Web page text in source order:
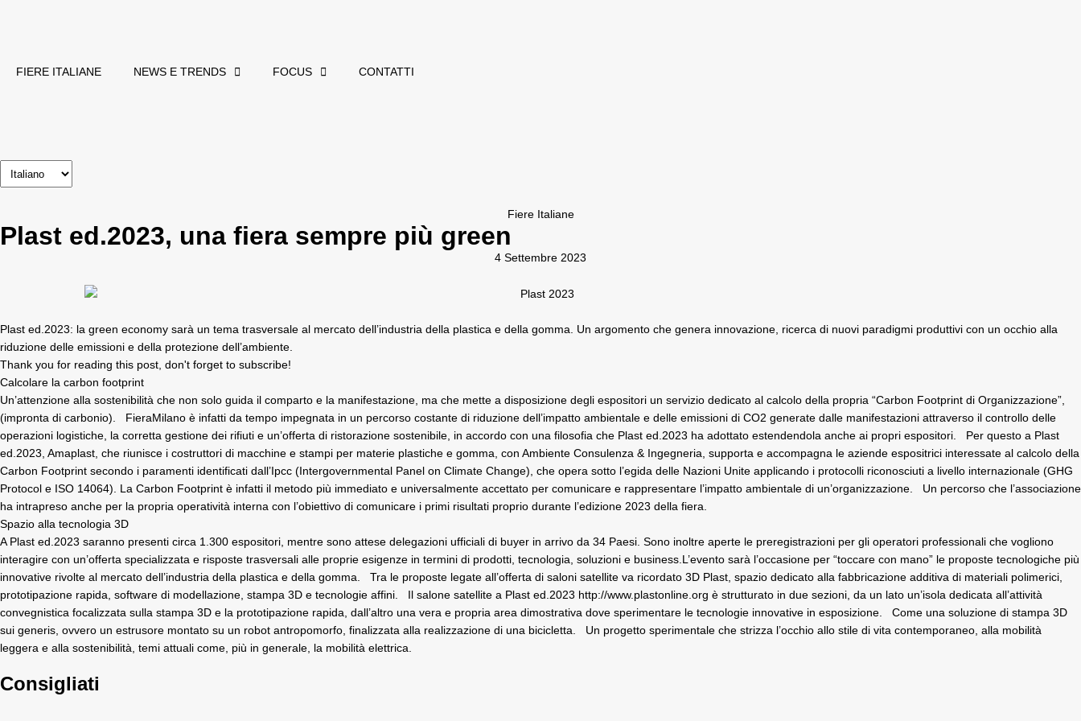
FIERE ITALIANE NEWS E TRENDS FOCUS CONTATTI
Fiere Italiane
Plast ed.2023, una fiera sempre più green
4 Settembre 2023
Plast ed.2023: la green economy sarà un tema trasversale al mercato dell’industria della plastica e della gomma. Un argomento che genera innovazione, ricerca di nuovi paradigmi produttivi con un occhio alla
riduzione delle emissioni e della protezione dell’ambiente.
Thank you for reading this post, don't forget to subscribe!
Calcolare la carbon footprint
Un’attenzione alla sostenibilità che non solo guida il comparto e la manifestazione, ma che mette a disposizione degli espositori un servizio dedicato al calcolo della propria “Carbon Footprint di Organizzazione”,
(impronta di carbonio). FieraMilano è infatti da tempo impegnata in un percorso costante di riduzione dell’impatto ambientale e delle emissioni di CO2 generate dalle manifestazioni attraverso il controllo delle
operazioni logistiche, la corretta gestione dei rifiuti e un’offerta di ristorazione sostenibile, in accordo con una filosofia che Plast ed.2023 ha adottato estendendola anche ai propri espositori. Per questo a Plast
ed.2023, Amaplast, che riunisce i costruttori di macchine e stampi per materie plastiche e gomma, con Ambiente Consulenza & Ingegneria, supporta e accompagna le aziende espositrici interessate al calcolo della
Carbon Footprint secondo i paramenti identificati dall’Ipcc (Intergovernmental Panel on Climate Change), che opera sotto l’egida delle Nazioni Unite applicando i protocolli riconosciuti a livello internazionale (GHG
Protocol e ISO 14064). La Carbon Footprint è infatti il metodo più immediato e universalmente accettato per comunicare e rappresentare l’impatto ambientale di un’organizzazione. Un percorso che l’associazione
ha intrapreso anche per la propria operatività interna con l’obiettivo di comunicare i primi risultati proprio durante l’edizione 2023 della fiera.
Spazio alla tecnologia 3D
A Plast ed.2023 saranno presenti circa 1.300 espositori, mentre sono attese delegazioni ufficiali di buyer in arrivo da 34 Paesi. Sono inoltre aperte le preregistrazioni per gli operatori professionali che vogliono
interagire con un’offerta specializzata e risposte trasversali alle proprie esigenze in termini di prodotti, tecnologia, soluzioni e business.L’evento sarà l’occasione per “toccare con mano” le proposte tecnologiche più
innovative rivolte al mercato dell’industria della plastica e della gomma. Tra le proposte legate all’offerta di saloni satellite va ricordato 3D Plast, spazio dedicato alla fabbricazione additiva di materiali polimerici,
prototipazione rapida, software di modellazione, stampa 3D e tecnologie affini. Il salone satellite a Plast ed.2023 http://www.plastonline.org è strutturato in due sezioni, da un lato un’isola dedicata all’attività
convegnistica focalizzata sulla stampa 3D e la prototipazione rapida, dall’altro una vera e propria area dimostrativa dove sperimentare le tecnologie innovative in esposizione. Come una soluzione di stampa 3D
sui generis, ovvero un estrusore montato su un robot antropomorfo, finalizzata alla realizzazione di una bicicletta. Un progetto sperimentale che strizza l’occhio allo stile di vita contemporaneo, alla mobilità
leggera e alla sostenibilità, temi attuali come, più in generale, la mobilità elettrica.
Consigliati